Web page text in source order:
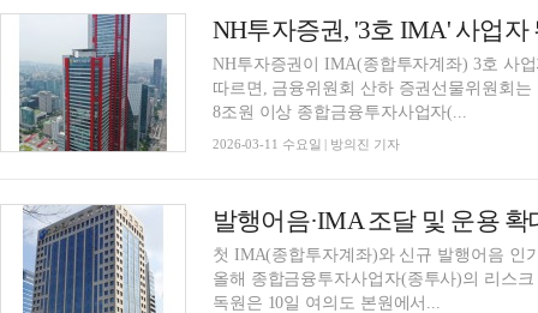
NH투자증권, '3호 IMA' 사업
NH투자증권이 IMA(종합투자계좌) 3호 사
따르면, 금융위원회 산하 증권선물위원회
8조원 이상 종합금융투자사업자(...
2026-03-11 수요일 | 방의진 기자
첫 IMA(종합투자계좌)와 신규 발행어음 인
올해 종합금융투자사업자(종투사)의 리스
독원은 10일 여의도 본원에서...